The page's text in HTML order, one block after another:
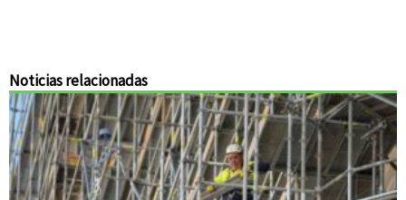
Noticias relacionadas